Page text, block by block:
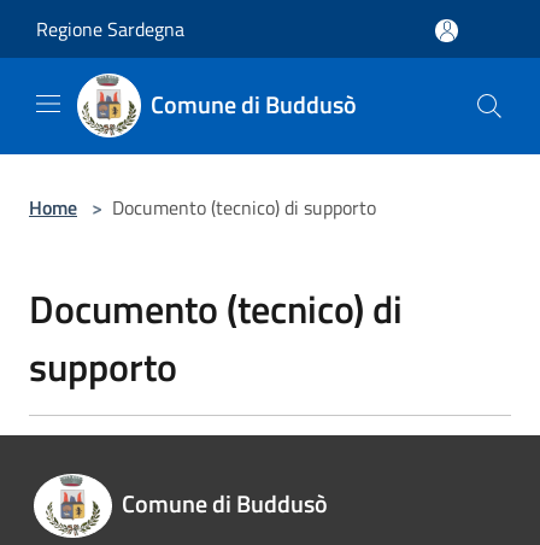
Regione Sardegna
Comune di Buddusò
Home > Documento (tecnico) di supporto
Documento (tecnico) di
supporto
Comune di Buddusò